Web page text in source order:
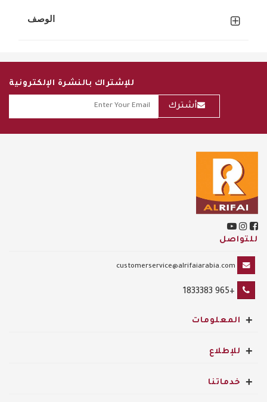
الوصف
للإشتراك بالنشرة الإلكترونية
أشترك
للتواصل
customerservice@alrifaiarabia.com
+965 1833383
المعلومات +
للإطلاع +
خدماتنا +